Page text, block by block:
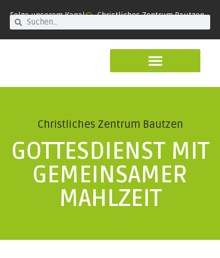
Folge unserem Kanal Christliches Zentrum Bautzen
Christliches Zentrum Bautzen
GOTTESDIENST MIT
GEMEINSAMER
MAHLZEIT